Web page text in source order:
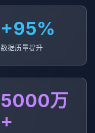
+95%
数据质量提升
5000万
+